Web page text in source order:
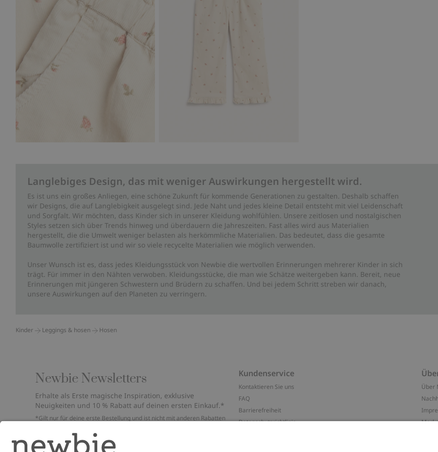
Langlebiges Design, das mit weniger Auswirkungen hergestellt wird.
Es ist uns ein großes Anliegen, eine schöne Zukunft für kommende Generationen zu gestalten. Deshalb schaffen
wir Designs, die auf Langlebigkeit ausgelegt sind. Jede Naht und jedes kleine Detail entsteht mit viel Leidenschaft
und Sorgfalt. Wir möchten, dass Kinder sich in unserer Kleidung wohlfühlen. Unsere zeitlosen und nostalgischen
Styles setzen sich über Trends hinweg und überdauern die Jahreszeiten. Fast alles wird aus Materialien
hergestellt, die die Umwelt weniger belasten als herkömmliche Materialien. Das bedeutet, dass die gesamte
Baumwolle zertifiziert ist und wir so viele recycelte Materialien wie möglich verwenden.
Unser Wunsch ist es, dass jedes Kleidungsstück von Newbie die wertvollen Erinnerungen mehrerer Kinder in sich
trägt. Für immer in den Nähten verwoben. Kleidungsstücke, die man wie Schätze weitergeben kann. Bereit, neue
Erinnerungen mit jüngeren Schwestern und Brüdern zu schaffen. Und bei jedem Schritt streben wir danach,
unsere Auswirkungen auf den Planeten zu verringern.
Kinder Leggings & hosen Hosen
Newbie Newsletters
Erhalte als Erste magische Inspiration, exklusive
Neuigkeiten und 10 % Rabatt auf deinen ersten Einkauf.*
*Gilt nur für deine erste Bestellung und ist nicht mit anderen Rabatten
überprüfe deinen Spam-Ordner. Lies unsere
FAQ & Cookie-Richtlinie
Kundenservice
Kontaktieren Sie uns
FAQ
Barrierefreiheit
Datenschutzrichtlinie
Über